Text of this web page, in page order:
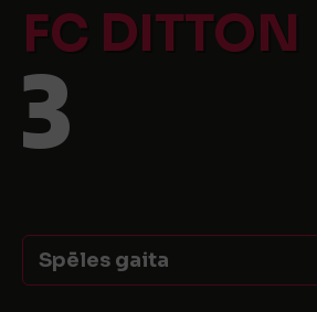
FC DITTON
3
Spēles gaita